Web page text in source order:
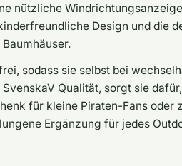
nützliche
Design und die
sodass sie selbst bei
Qualität, sorgt sie
für kleine Piraten-Fans oder
Ergänzung für jedes